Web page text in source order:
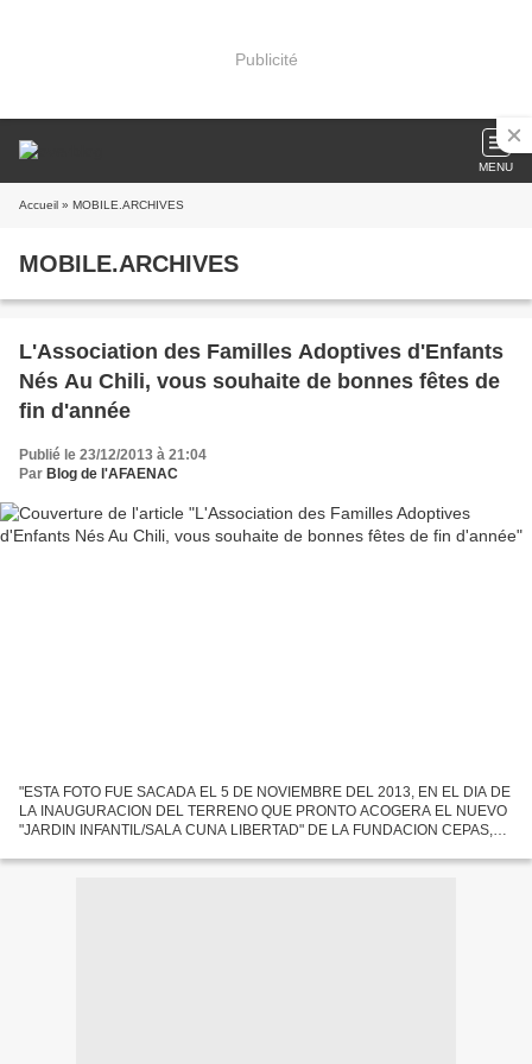
Publicité
MENU
Accueil » MOBILE.ARCHIVES
MOBILE.ARCHIVES
L'Association des Familles Adoptives d'Enfants
Nés Au Chili, vous souhaite de bonnes fêtes de
fin d'année
Publié le 23/12/2013 à 21:04
Par Blog de l'AFAENAC
"ESTA FOTO FUE SACADA EL 5 DE NOVIEMBRE DEL 2013, EN EL DIA DE
LA INAUGURACION DEL TERRENO QUE PRONTO ACOGERA EL NUEVO
"JARDIN INFANTIL/SALA CUNA LIBERTAD" DE LA FUNDACION CEPAS,
SUEñO SE PUEDE...